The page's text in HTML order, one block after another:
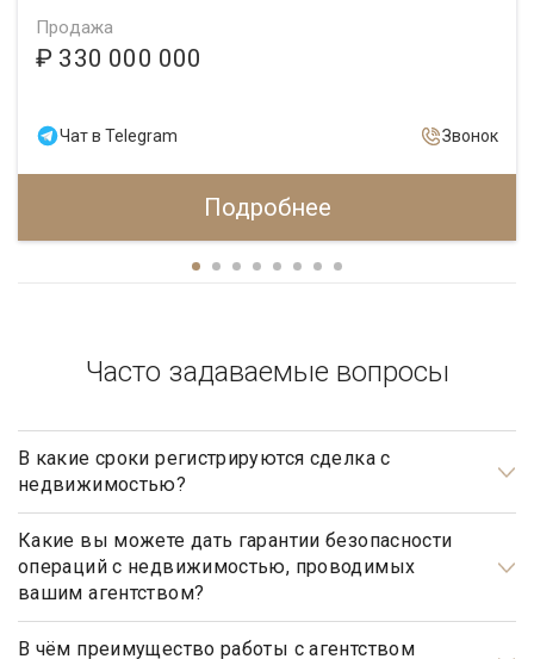
Продажа
₽ 330 000 000
Чат в Telegram Звонок
Подробнее
Часто задаваемые вопросы
В какие сроки регистрируются сделка с
недвижимостью?
Общим сроком для регистрации прав на недвижимое
имущество и сделок с ним является один месяц. Некоторые
виды регистрационных действий осуществляются в более
короткие сроки.
Какие вы можете дать гарантии безопасности
операций с недвижимостью, проводимых
вашим агентством?
Наше агентство элитной недвижимости осуществляет
полный контроль над каждым шагом сделки, оказывает
В чём преимущество работы с агентством